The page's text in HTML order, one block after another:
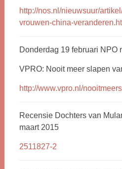
http://nos.nl/nieuwsuur/
vrouwen-china-
Donderdag 19 februari NPO
VPRO: Nooit meer slapen
http://www.vpro.nl/
Recensie Dochters van
maart 2015
2511827-2